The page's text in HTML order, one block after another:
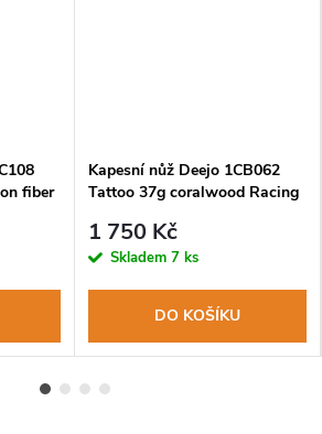
fiber
Kapesní nůž Deejo 1CB062
Tattoo 37g coralwood Racing
1 750 Kč
Skladem 7 ks
DO KOŠÍKU